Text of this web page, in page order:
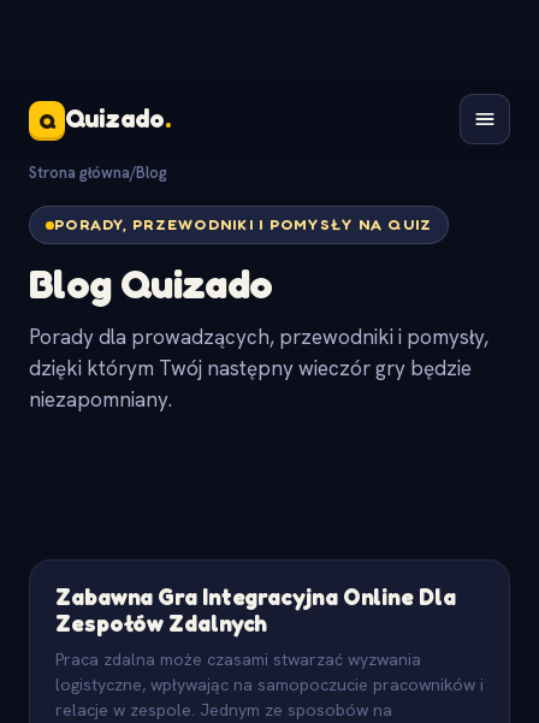
Q Quizado.
Strona główna/Blog
PORADY, PRZEWODNIKI I POMYSŁY NA QUIZ
Blog Quizado
Porady dla prowadzących, przewodniki i pomysły,
dzięki którym Twój następny wieczór gry będzie
niezapomniany.
Zabawna Gra Integracyjna Online Dla
Zespołów Zdalnych
Praca zdalna może czasami stwarzać wyzwania
logistyczne, wpływając na samopoczucie pracowników i
relacje w zespole. Jednym ze sposobów na